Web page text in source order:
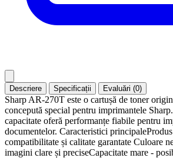
Descriere Specificații Evaluări (0)
Sharp AR-270T este o cartușă de toner
concepută special pentru imprimantele
capacitate oferă performanțe fiabile pentru
documentelor. Caracteristici
compatibilitate și calitate garantate Culoare
imagini clare și preciseCapacitate mare -